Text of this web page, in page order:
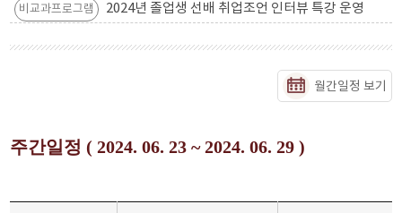
비교과프로그램 2024년 졸업생 선배 취업조언 인터뷰 특강 운영
월간일정 보기
주간일정 ( 2024. 06. 23 ~ 2024. 06. 29 )